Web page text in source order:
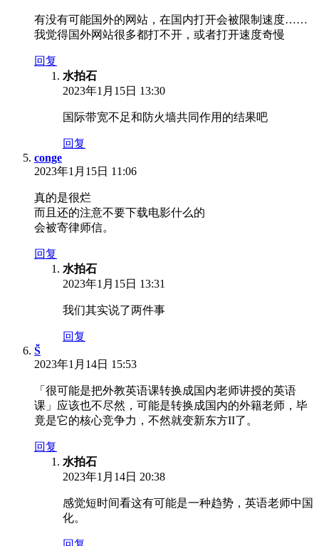
有没有可能国外的网站，在国内打开会被限制速度……
我觉得国外网站很多都打不开，或者打开速度奇慢
回复
水拍石
2023年1月15日 13:30
国际带宽不足和防火墙共同作用的结果吧
回复
conge
2023年1月15日 11:06
真的是很烂
而且还的注意不要下载电影什么的
会被寄律师信。
回复
水拍石
2023年1月15日 13:31
我们其实说了两件事
回复
S̆̈
2023年1月14日 15:53
「很可能是把外教英语课转换成国内老师讲授的英语
课」应该也不尽然，可能是转换成国内的外籍老师，毕
竟是它的核心竞争力，不然就变新东方II了。
回复
水拍石
2023年1月14日 20:38
感觉短时间看这有可能是一种趋势，英语老师中国
化。